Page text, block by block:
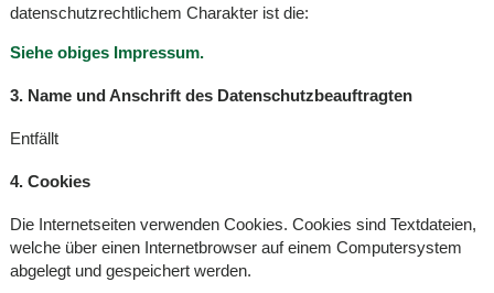
datenschutzrechtlichem Charakter ist die:
Siehe obiges Impressum.
3. Name und Anschrift des Datenschutzbeauftragten
Entfällt
4. Cookies
Die Internetseiten verwenden Cookies. Cookies sind Textdateien,
welche über einen Internetbrowser auf einem Computersystem
abgelegt und gespeichert werden.